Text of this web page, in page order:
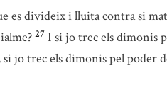
es divideix i lluita contra si
27 I si jo trec els dimonis
si jo trec els dimonis pel poder